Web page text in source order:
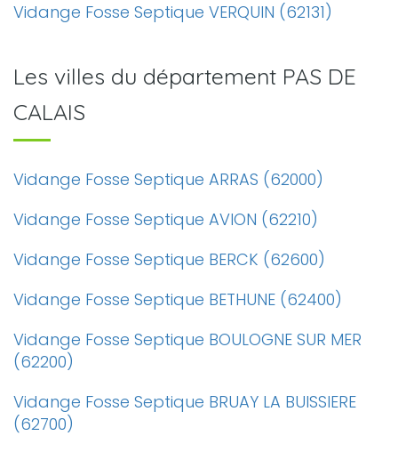
Vidange Fosse Septique VERQUIN (62131)
Les villes du département PAS DE
CALAIS
Vidange Fosse Septique ARRAS (62000)
Vidange Fosse Septique AVION (62210)
Vidange Fosse Septique BERCK (62600)
Vidange Fosse Septique BETHUNE (62400)
Vidange Fosse Septique BOULOGNE SUR MER
(62200)
Vidange Fosse Septique BRUAY LA BUISSIERE
(62700)